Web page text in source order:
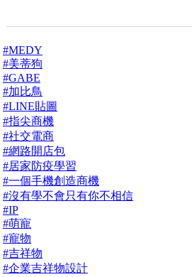
#MEDY
#美蒂狗
#GABE
#加比鳥
#LINE貼圖
#指尖商機
#社交電商
#網路開店包
#居家防疫學習
#一個手機創造商機
#沒有學不會只有你不相信
#IP
#萌寵
#寵物
#吉祥物
#企業吉祥物設計